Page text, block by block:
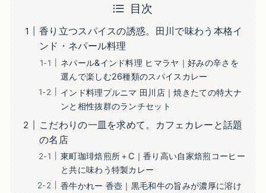
目次
香り立つスパイスの誘惑。田川で味わう本格イ
ンド・ネパール料理
ネパール&インド料理 ヒマラヤ｜好みの辛さを
選んで楽しむ26種類のスパイスカレー
インド料理プルニマ 田川店｜焼きたての特大ナ
ンと相性抜群のランチセット
こだわりの一皿を求めて。カフェカレーと話題
の名店
東町珈琲焙煎所＋C｜香り高い自家焙煎コーヒー
と共に味わう特製カレー
香牛かれー 香壺｜黒毛和牛の旨みが濃厚に溶け